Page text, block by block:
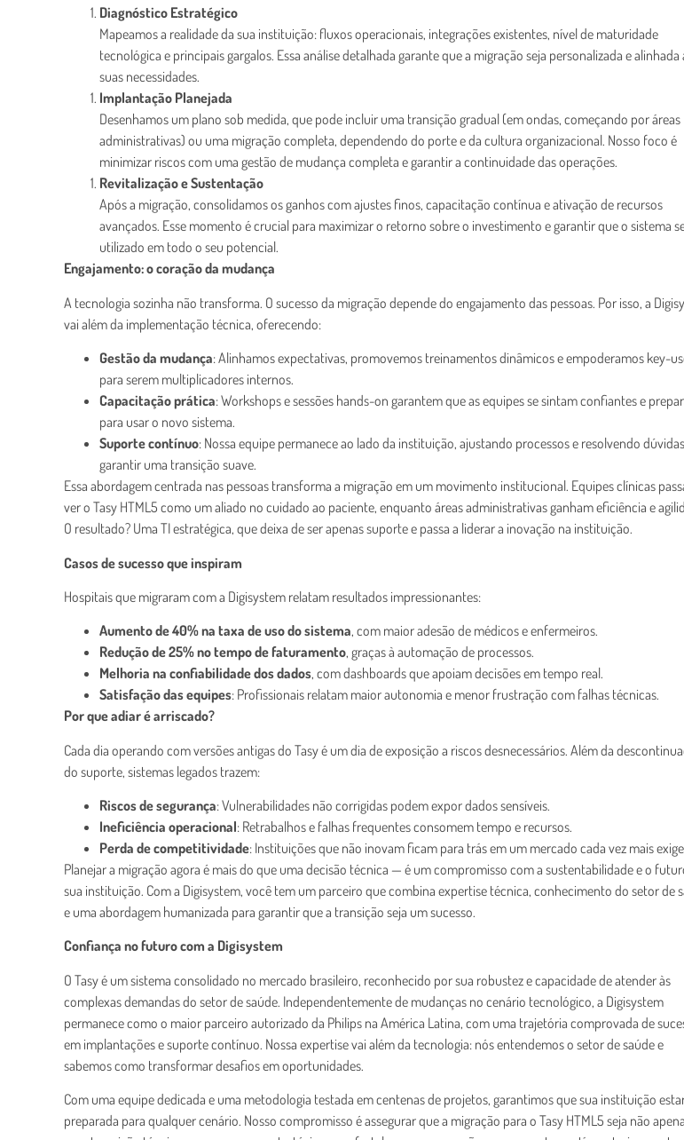
Diagnóstico Estratégico
Mapeamos a realidade da sua instituição: fluxos operacionais, integrações existentes, nível de maturidade
tecnológica e principais gargalos. Essa análise detalhada garante que a migração seja personalizada e alinhada
suas necessidades.
Implantação Planejada
Desenhamos um plano sob medida, que pode incluir uma transição gradual (em ondas, começando por áreas
administrativas) ou uma migração completa, dependendo do porte e da cultura organizacional. Nosso foco é
minimizar riscos com uma gestão de mudança completa e garantir a continuidade das operações.
Revitalização e Sustentação
Após a migração, consolidamos os ganhos com ajustes finos, capacitação contínua e ativação de recursos
avançados. Esse momento é crucial para maximizar o retorno sobre o investimento e garantir que o sistema
utilizado em todo o seu potencial.
Engajamento: o coração da mudança
A tecnologia sozinha não transforma. O sucesso da migração depende do engajamento das pessoas. Por isso, a
vai além da implementação técnica, oferecendo:
Gestão da mudança: Alinhamos expectativas, promovemos treinamentos dinâmicos e empoderamos key-
para serem multiplicadores internos.
Capacitação prática: Workshops e sessões hands-on garantem que as equipes se sintam confiantes e
para usar o novo sistema.
Suporte contínuo: Nossa equipe permanece ao lado da instituição, ajustando processos e resolvendo
garantir uma transição suave.
Essa abordagem centrada nas pessoas transforma a migração em um movimento institucional. Equipes clínicas
ver o Tasy HTML5 como um aliado no cuidado ao paciente, enquanto áreas administrativas ganham eficiência e
O resultado? Uma TI estratégica, que deixa de ser apenas suporte e passa a liderar a inovação na instituição.
Casos de sucesso que inspiram
Hospitais que migraram com a Digisystem relatam resultados impressionantes:
Aumento de 40% na taxa de uso do sistema, com maior adesão de médicos e enfermeiros.
Redução de 25% no tempo de faturamento, graças à automação de processos.
Melhoria na confiabilidade dos dados, com dashboards que apoiam decisões em tempo real.
Satisfação das equipes: Profissionais relatam maior autonomia e menor frustração com falhas técnicas.
Por que adiar é arriscado?
Cada dia operando com versões antigas do Tasy é um dia de exposição a riscos desnecessários. Além da
do suporte, sistemas legados trazem:
Riscos de segurança: Vulnerabilidades não corrigidas podem expor dados sensíveis.
Ineficiência operacional: Retrabalhos e falhas frequentes consomem tempo e recursos.
Perda de competitividade: Instituições que não inovam ficam para trás em um mercado cada vez mais
Planejar a migração agora é mais do que uma decisão técnica — é um compromisso com a sustentabilidade e o
sua instituição. Com a Digisystem, você tem um parceiro que combina expertise técnica, conhecimento do setor de
e uma abordagem humanizada para garantir que a transição seja um sucesso.
Confiança no futuro com a Digisystem
O Tasy é um sistema consolidado no mercado brasileiro, reconhecido por sua robustez e capacidade de atender às
complexas demandas do setor de saúde. Independentemente de mudanças no cenário tecnológico, a Digisystem
permanece como o maior parceiro autorizado da Philips na América Latina, com uma trajetória comprovada de
em implantações e suporte contínuo. Nossa expertise vai além da tecnologia: nós entendemos o setor de saúde e
sabemos como transformar desafios em oportunidades.
Com uma equipe dedicada e uma metodologia testada em centenas de projetos, garantimos que sua instituição
preparada para qualquer cenário. Nosso compromisso é assegurar que a migração para o Tasy HTML5 seja não